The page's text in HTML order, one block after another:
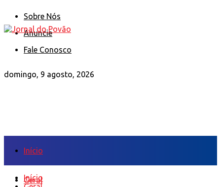
Sobre Nós
Anuncie
Fale Conosco
domingo, 9 agosto, 2026
Início
Geral
Início